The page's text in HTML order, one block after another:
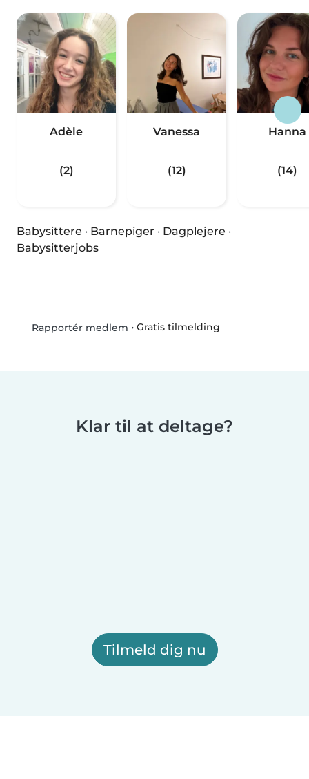
Adèle
(2)
Vanessa
(12)
Hanna
(14)
Babysittere · Barnepiger · Dagplejere ·
Babysitterjobs
Rapportér medlem • Gratis tilmelding
Klar til at deltage?
Tilmeld dig nu